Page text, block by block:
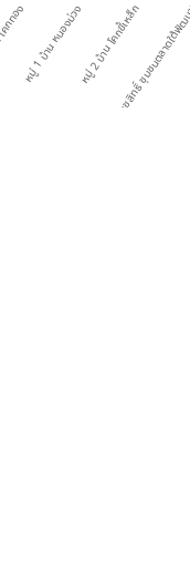
ทองหมู่ 1 บ้าน หนองม่วงหมู่ 2 บ้าน โคกขี้เหล็ก
หมู่ 3 บ้าน ตลาดสุขาภิบาลคชสิทธิ์ (ทต.คชสิ